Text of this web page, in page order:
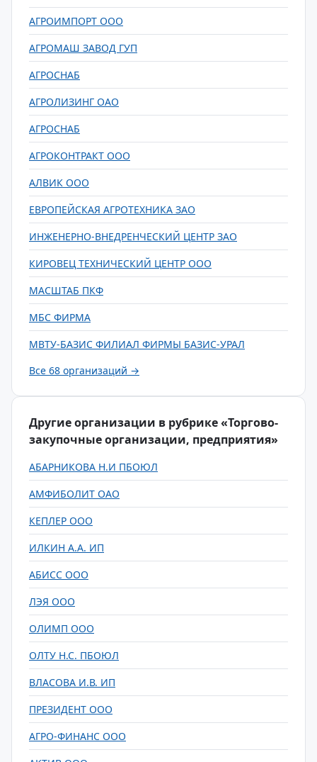
АГРОИМПОРТ ООО
АГРОМАШ ЗАВОД ГУП
АГРОСНАБ
АГРОЛИЗИНГ ОАО
АГРОСНАБ
АГРОКОНТРАКТ ООО
АЛВИК ООО
ЕВРОПЕЙСКАЯ АГРОТЕХНИКА ЗАО
ИНЖЕНЕРНО-ВНЕДРЕНЧЕСКИЙ ЦЕНТР ЗАО
КИРОВЕЦ ТЕХНИЧЕСКИЙ ЦЕНТР ООО
МАСШТАБ ПКФ
МБС ФИРМА
МВТУ-БАЗИС ФИЛИАЛ ФИРМЫ БАЗИС-УРАЛ
Все 68 организаций →
Другие организации в рубрике «Торгово-
закупочные организации, предприятия»
АБАРНИКОВА Н.И ПБОЮЛ
АМФИБОЛИТ ОАО
КЕПЛЕР ООО
ИЛКИН А.А. ИП
АБИСС ООО
ЛЭЯ ООО
ОЛИМП ООО
ОЛТУ Н.С. ПБОЮЛ
ВЛАСОВА И.В. ИП
ПРЕЗИДЕНТ ООО
АГРО-ФИНАНС ООО